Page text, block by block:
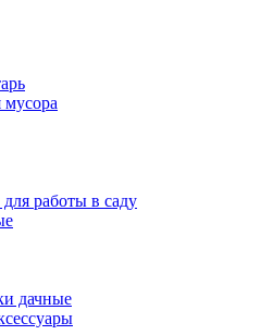
работы в саду
дачные